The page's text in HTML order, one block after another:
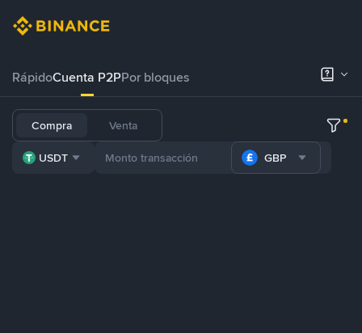
RápidoCuenta P2PPor bloques
Compra Venta
USDT GBP